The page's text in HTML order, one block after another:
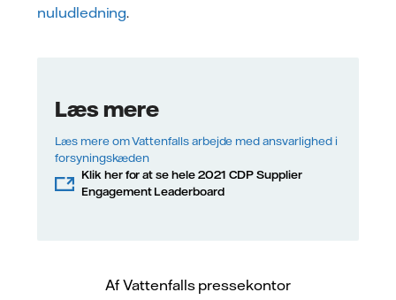
nuludledning.
Læs mere
Læs mere om Vattenfalls arbejde med ansvarlighed i
forsyningskæden
Klik her for at se hele 2021 CDP Supplier
Engagement Leaderboard
Af Vattenfalls pressekontor